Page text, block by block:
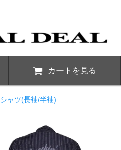
カートを見る
シャツ(長袖/半袖)